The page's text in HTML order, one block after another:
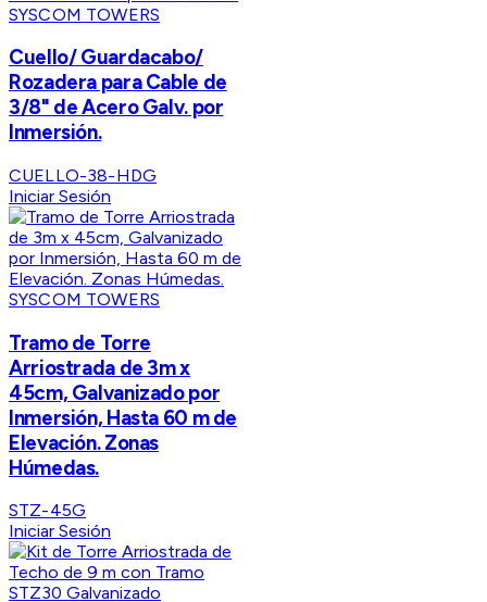
SYSCOM TOWERS
Cuello/ Guardacabo/
Rozadera para Cable de
3/8" de Acero Galv. por
Inmersión.
CUELLO-38-HDG
Iniciar Sesión
SYSCOM TOWERS
Tramo de Torre
Arriostrada de 3m x
45cm, Galvanizado por
Inmersión, Hasta 60 m de
Elevación. Zonas
Húmedas.
STZ-45G
Iniciar Sesión